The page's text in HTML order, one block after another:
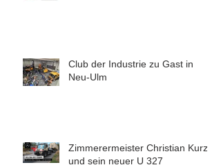
Club der Industrie zu Gast in
Neu-Ulm
Zimmerermeister Christian Kurz
und sein neuer U 327